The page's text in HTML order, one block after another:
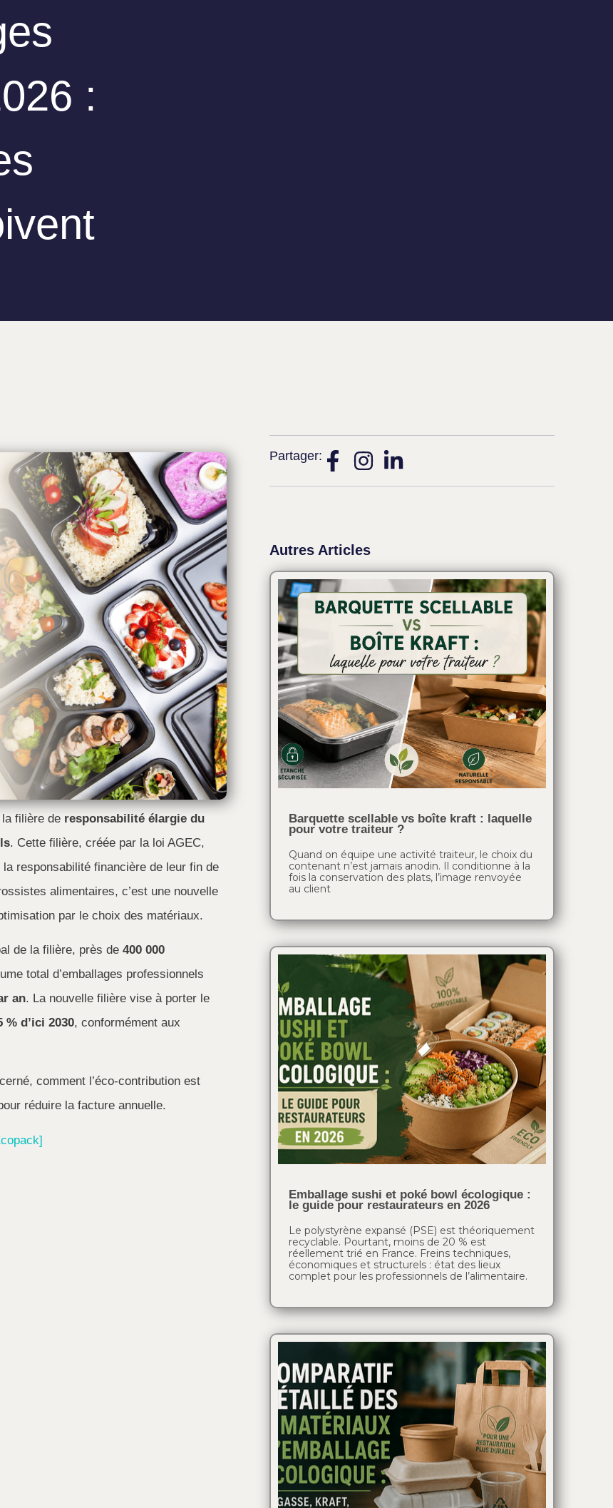
:
filière de responsabilité élargie du
. Cette filière, créée par la loi AGEC,
responsabilité financière de leur fin de
alimentaires, c’est une nouvelle
par le choix des matériaux.
de la filière, près de 400 000
total d’emballages professionnels
an. La nouvelle filière vise à porter le
% d’ici 2030, conformément aux
comment l’éco-contribution est
réduire la facture annuelle.
Partager:
Autres Articles
Barquette scellable vs boîte kraft : laquelle
pour votre traiteur ?
Quand on équipe une activité traiteur, le choix du
contenant n’est jamais anodin. Il conditionne à la
fois la conservation des plats, l’image renvoyée
au client
Emballage sushi et poké bowl écologique :
le guide pour restaurateurs en 2026
Le polystyrène expansé (PSE) est théoriquement
recyclable. Pourtant, moins de 20 % est
réellement trié en France. Freins techniques,
économiques et structurels : état des lieux
complet pour les professionnels de l’alimentaire.